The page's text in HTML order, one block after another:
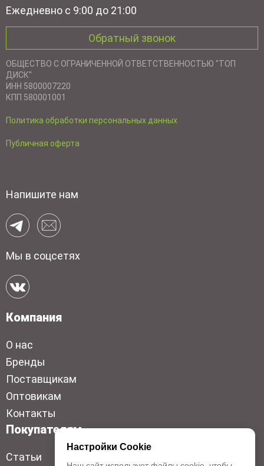
Ежедневно с 9:00 до 21:00
Обратный звонок
ОБЩЕСТВО С ОГРАНИЧЕННОЙ ОТВЕТСТВЕННОСТЬЮ "ТОП
ДИСК"
ИНН 5800007220
КПП 580001001
Политика обработки персональных данных
Публичная оферта
Напишите нам
Мы в соцсетях
Компания
О нас
Бренды
Поставщикам
Оптовикам
Контакты
Покупателям
Статьи
Настройки Cookie